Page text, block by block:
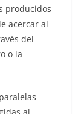
producidos
acercar al
del
o la